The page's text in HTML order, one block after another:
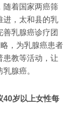
随着国家两癌筛
进，太和县的乳
善乳腺癌诊疗团
，为乳腺癌患者
患教等活动，让
腺癌。
40岁以上女性每